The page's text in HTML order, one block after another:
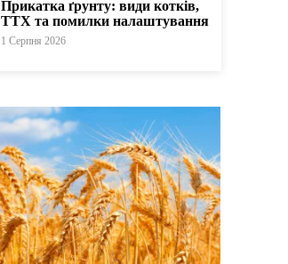
Прикатка ґрунту: види котків,
ТТХ та помилки налаштування
1 Серпня 2026